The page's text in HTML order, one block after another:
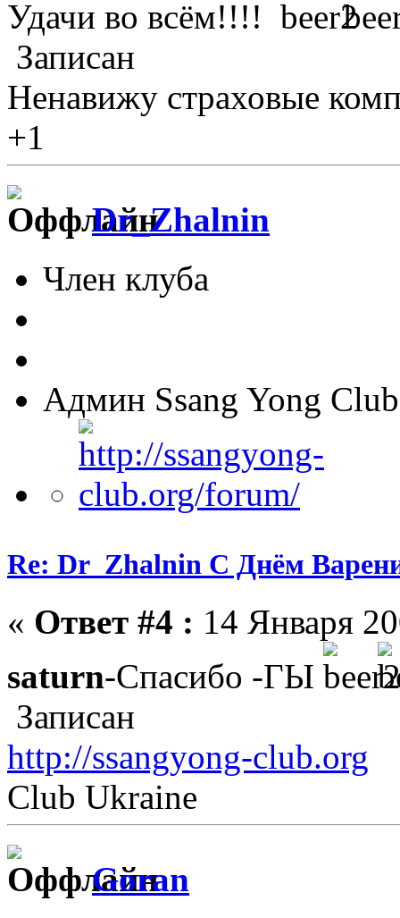
Удачи во всём!!!!
Записан
Ненавижу страховые
+1
Dr_Zhalnin
Член клуба
Админ Ssang Yong
Re: Dr_Zhalnin С Днём
« Ответ #4 : 14 Января
saturn-Спасибо -ГЫ
Записан
http://ssangyong-club.org
Club Ukraine
Goran